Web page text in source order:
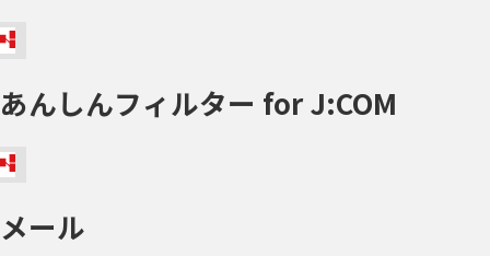
あんしんフィルター for J:COM
メール